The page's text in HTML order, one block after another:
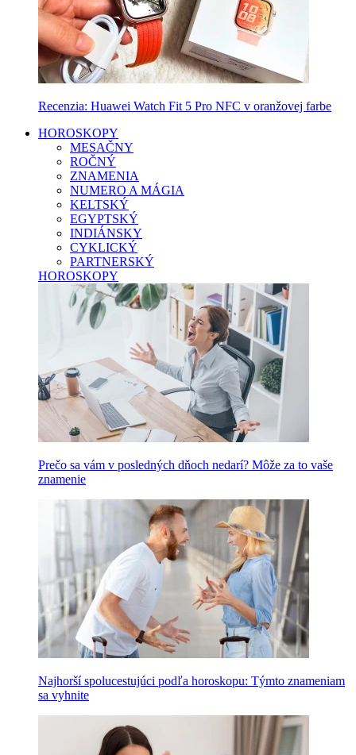
Recenzia: Huawei Watch Fit 5 Pro NFC v oranžovej farbe
HOROSKOPY
MESAČNY
ROČNÝ
ZNAMENIA
NUMERO A MÁGIA
KELTSKÝ
EGYPTSKÝ
INDIÁNSKY
CYKLICKÝ
PARTNERSKÝ
HOROSKOPY
Prečo sa vám v posledných dňoch nedarí? Môže za to vaše
znamenie
Najhorší spolucestujúci podľa horoskopu: Týmto znameniam
sa vyhnite